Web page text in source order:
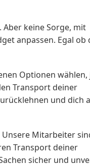
keine Sorge, mit
anpassen. Egal ob
Optionen wählen,
Transport deiner
und dich
Mitarbeiter
Transport deiner
sicher und